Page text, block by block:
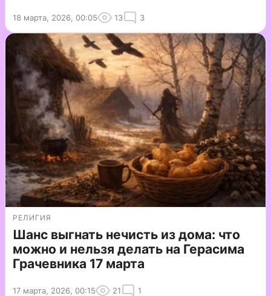
18 марта, 2026, 00:05 13 3
РЕЛИГИЯ
Шанс выгнать нечисть из дома: что
можно и нельзя делать на Герасима
Грачевника 17 марта
17 марта, 2026, 00:15 21 1